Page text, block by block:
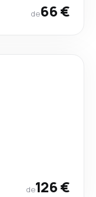
de66 €
de126 €